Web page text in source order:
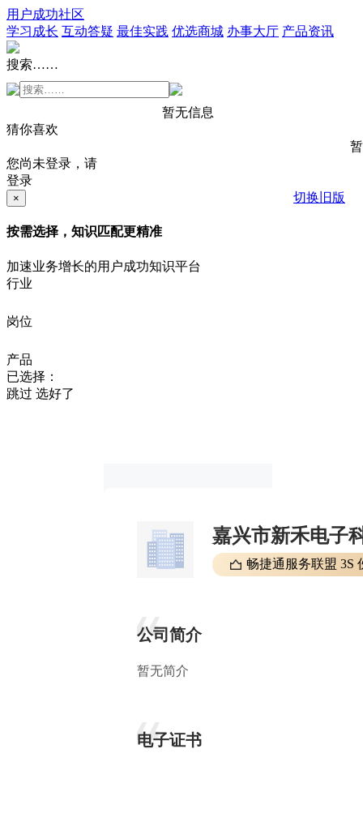
用户成功社区
学习成长 互动答疑 最佳实践 优选商城 办事大厅 产品资讯
搜索……
暂无信息
猜你喜欢
您尚未登录，请
登录
切换旧版
×
按需选择，知识匹配更精准
加速业务增长的用户成功知识平台
行业
岗位
产品
已选择：
跳过 选好了
嘉兴市新禾电子
畅捷通服务联盟 3S
公司简介
暂无简介
电子证书